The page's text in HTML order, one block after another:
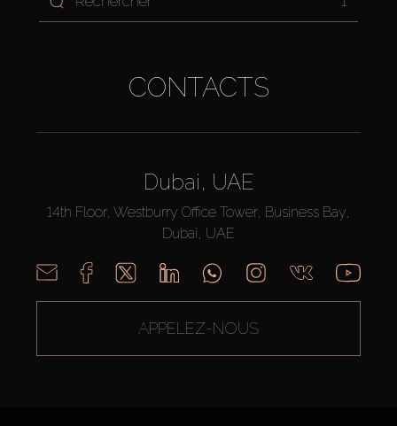
CONTACTS
Dubai, UAE
14th Floor, Westburry Office Tower, Business Bay,
Dubai, UAE
APPELEZ-NOUS